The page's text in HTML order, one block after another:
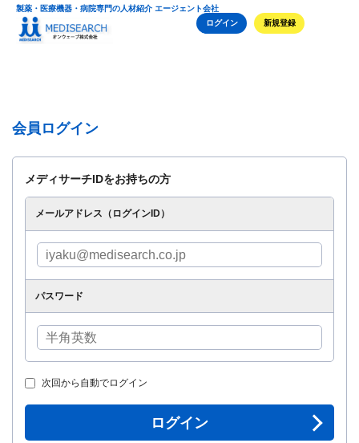
製薬・医療機器・病院専門の人材紹介 エージェント会社
ログイン
新規登録
会員ログイン
メディサーチIDをお持ちの方
メールアドレス（ログインID）
パスワード
次回から自動でログイン
ログイン